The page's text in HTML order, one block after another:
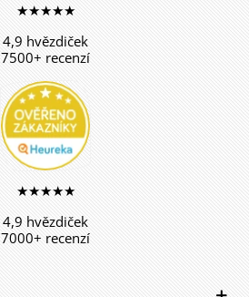
★★★★★
4,9 hvězdiček
7500+ recenzí
★★★★★
4,9 hvězdiček
7000+ recenzí